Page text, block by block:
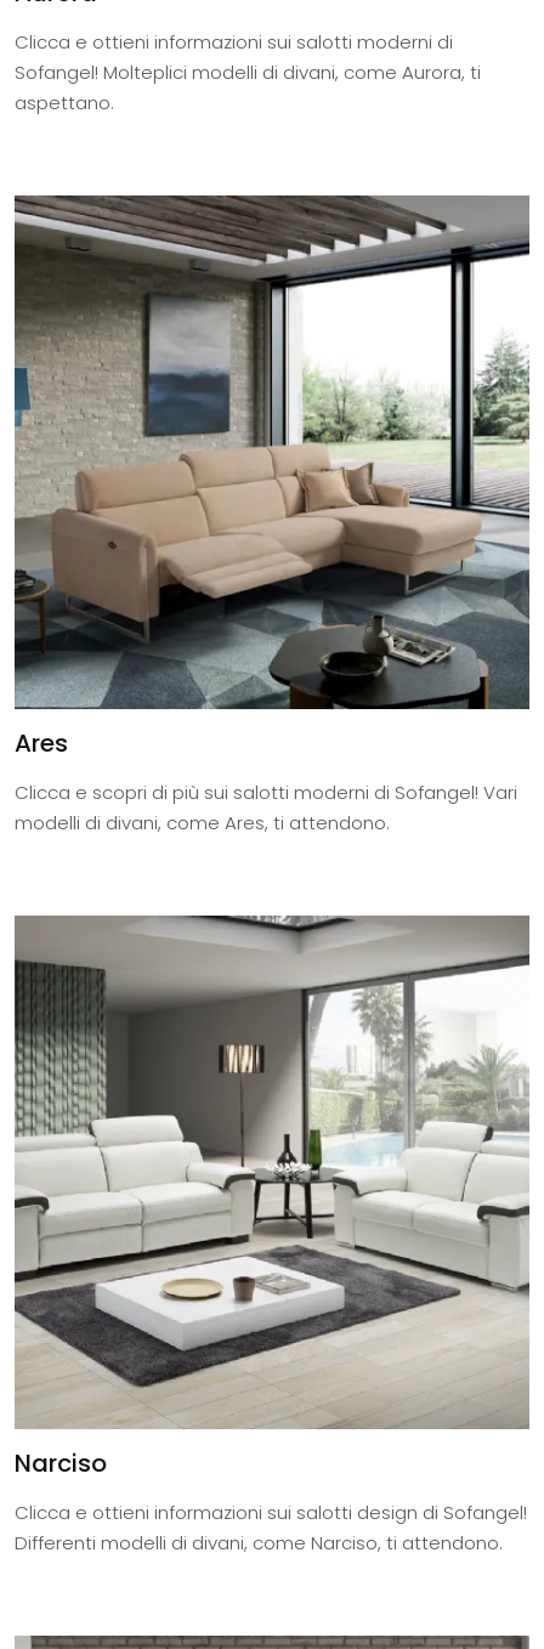
Clicca e ottieni informazioni sui salotti moderni di
Sofangel! Molteplici modelli di divani, come Aurora, ti
aspettano.
Ares
Clicca e scopri di più sui salotti moderni di Sofangel! Vari
modelli di divani, come Ares, ti attendono.
Narciso
Clicca e ottieni informazioni sui salotti design di Sofangel!
Differenti modelli di divani, come Narciso, ti attendono.